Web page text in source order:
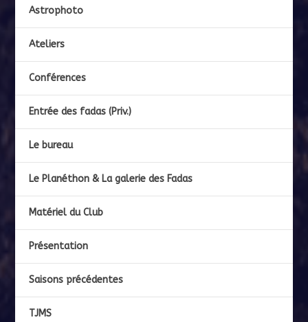
Astrophoto
Ateliers
Conférences
Entrée des fadas (Priv.)
Le bureau
Le Planéthon & La galerie des Fadas
Matériel du Club
Présentation
Saisons précédentes